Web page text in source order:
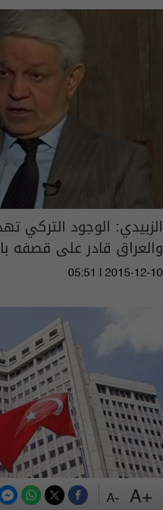
+A
-A
الزبيدي: الوجود التركي
والعراق قادر على قصفه
05:51 | 2015-12-10